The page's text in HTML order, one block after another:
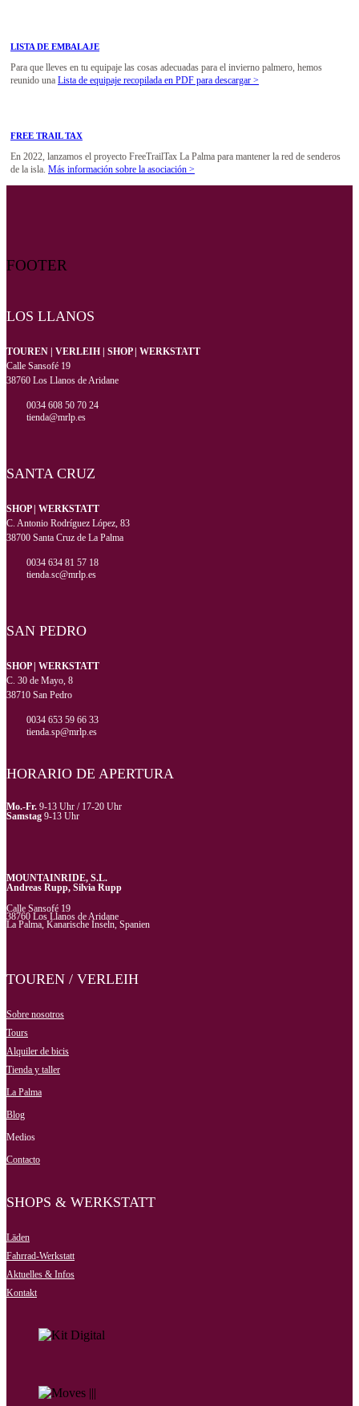
LISTA DE EMBALAJE
Para que lleves en tu equipaje las cosas adecuadas para el invierno palmero, hemos
reunido una Lista de equipaje recopilada en PDF para descargar >
FREE TRAIL TAX
En 2022, lanzamos el proyecto FreeTrailTax La Palma para mantener la red de senderos
de la isla. Más información sobre la asociación >
FOOTER
LOS LLANOS
TOUREN | VERLEIH | SHOP | WERKSTATT
Calle Sansofé 19
38760 Los Llanos de Aridane
0034 608 50 70 24
tienda@mrlp.es
SANTA CRUZ
SHOP | WERKSTATT
C. Antonio Rodríguez López, 83
38700 Santa Cruz de La Palma
0034 634 81 57 18
tienda.sc@mrlp.es
SAN PEDRO
SHOP | WERKSTATT
C. 30 de Mayo, 8
38710 San Pedro
0034 653 59 66 33
tienda.sp@mrlp.es
HORARIO DE APERTURA
Mo.-Fr. 9-13 Uhr / 17-20 Uhr
Samstag 9-13 Uhr
MOUNTAINRIDE, S.L.
Andreas Rupp, Silvia Rupp
Calle Sansofé 19
38760 Los Llanos de Aridane
La Palma, Kanarische Inseln, Spanien
TOUREN / VERLEIH
Sobre nosotros
Tours
Alquiler de bicis
Tienda y taller
La Palma
Blog
Medios
Contacto
SHOPS & WERKSTATT
Läden
Fahrrad-Werkstatt
Aktuelles & Infos
Kontakt